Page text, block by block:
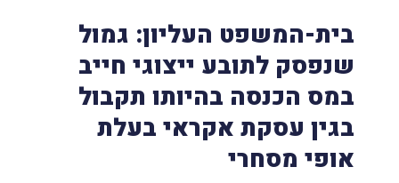
בית-המשפט העליון: גמול
שנפסק לתובע ייצוגי חייב
במס הכנסה בהיותו תקבול
בגין עסקת אקראי בעלת
אופי מסחרי